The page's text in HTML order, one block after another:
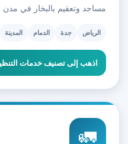
مساجد وتعقيم بالبخار في مدن
الرياض جدة الدمام المدينة
اذهب إلى تصنيف خدمات
🚛